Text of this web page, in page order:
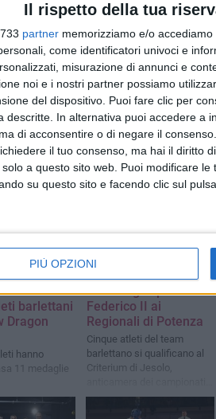
Il rispetto della tua
partner memorizziamo e/o
come identificatori univoci e
misurazione di annunci e
noi e i nostri partner possiamo
del dispositivo. Puoi fare clic per
descritte. In alternativa puoi accedere a
di acconsentire o di negare il consenso.
il tuo consenso, ma hai il diritto
a questo sito web. Puoi modificare
su questo sito e facendo clic sul
PIÙ OPZIONI
risultato
barlettani
Dragon
hanno
11 medaglie
Federkombat, pioggia
di medaglie per la
Federico II ai
Regionali di Potenza
Cinque atleti del team
barlettano si qualificano al
Criterium di Jesolo,
italiani